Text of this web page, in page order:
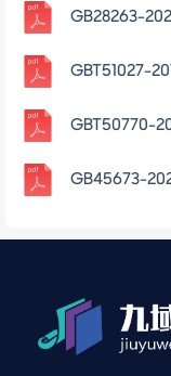
GBT51027-
GBT50770-